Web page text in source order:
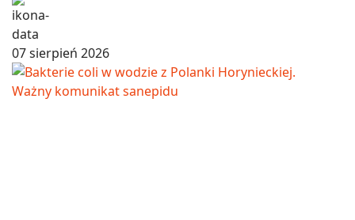
07 sierpień 2026